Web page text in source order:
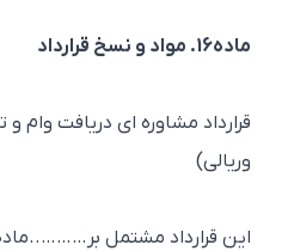
ماده16. مواد و نسخ قرارداد
قرارداد مشاوره ای دریافت وام و
وریالی)
این قرارداد مشتمل بر………..ماده